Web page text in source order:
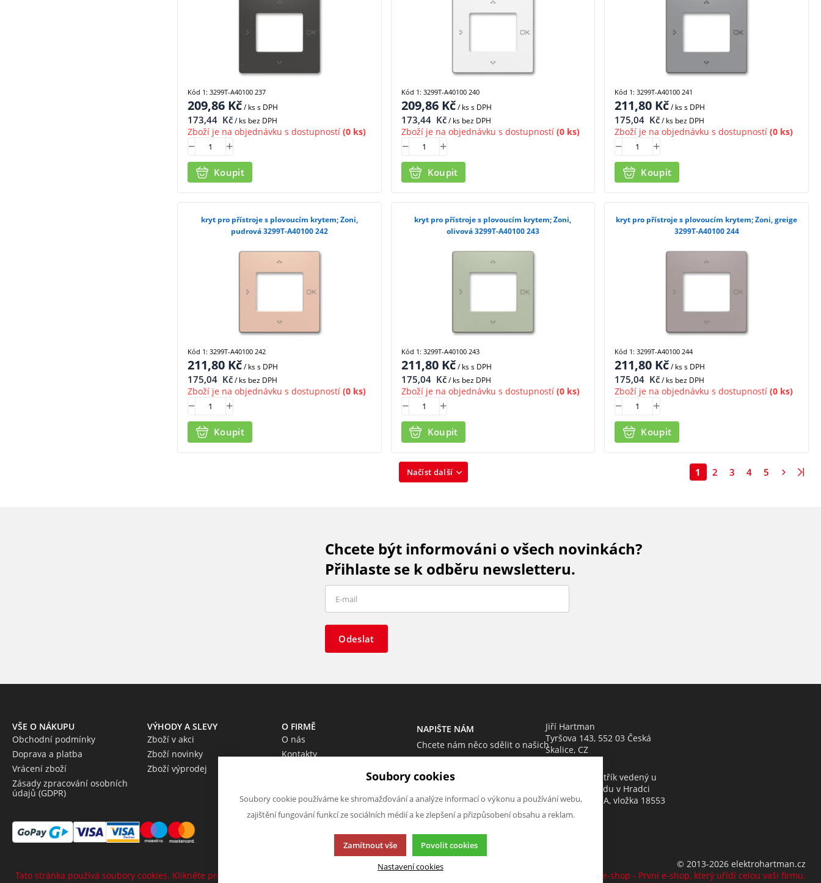
209,86 Kč/ kss DPH
173,44 Kč/ ks bez DPH
Zboží je na objednávku s dostupností (0 ks)
Koupit
Kód 1: 3299T-A40100 237
209,86Kč/ kss DPH
173,44 Kč/ ks bez DPH
Zboží je na objednávku s dostupností(0 ks)
Koupit
Kód 1: 3299T-A40100 240
211,80 Kč/ kss DPH
175,04 Kč/ ks bez DPH
Zboží je na objednávku s dostupností (0 ks)
Koupit
Kód 1: 3299T-A40100 241
kryt pro přístroje s plovoucím krytem; Zoni,
pudrová 3299T-A40100 242
211,80 Kč/ kss DPH
175,04 Kč/ ks bez DPH
Zboží je na objednávku s dostupností (0 ks)
Koupit
Kód 1: 3299T-A40100 242
kryt pro přístroje s plovoucím krytem; Zoni,
olivová 3299T-A40100 243
211,80Kč/ kss DPH
175,04 Kč/ ks bez DPH
Zboží je na objednávku s dostupností(0 ks)
Koupit
Kód 1: 3299T-A40100 243
kryt pro přístroje s plovoucím krytem; Zoni, greige
3299T-A40100 244
211,80 Kč/ kss DPH
175,04 Kč/ ks bez DPH
Zboží je na objednávku s dostupností (0 ks)
Koupit
Kód 1: 3299T-A40100 244
Načíst další 1 2 3 4 5
Chcete být informováni o všech novinkách?
Přihlaste se k odběru newsletteru.
Odeslat
VŠE O NÁKUPU
Obchodní podmínky
Doprava a platba
Vrácení zboží
Zásady zpracování osobních
údajů (GDPR)
VÝHODY A SLEVY
Zboží v akci
Zboží novinky
Zboží výprodej
O FIRMĚ
O nás
Kontakty
NAPIŠTE NÁM
Chcete nám něco sdělit o našich
Neváhejte napsat.
Chci napsat zprávu
Jiří Hartman
Tyršova 143, 552 03 Česká
Skalice, CZ
Obchodní rejstřík vedený u
Krajského soudu v Hradci
Králové, oddíl A, vložka 18553
Tato stránka používá soubory cookies. Klikněte pro více informací.
© 2013-2026 elektrohartman.cz
K2 e-shop - První e-shop, který uřídí celou vaši firmu.
Soubory cookies
Soubory cookie používáme ke shromažďování a analýze informací o výkonu a používání webu,
zajištění fungování funkcí ze sociálních médií a ke zlepšení a přizpůsobení obsahu a reklam.
Zamítnout vše Povolit cookies
Nastavení cookies